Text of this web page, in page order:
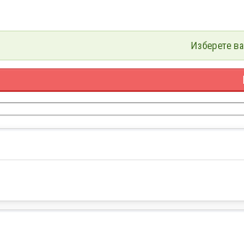
Изберете